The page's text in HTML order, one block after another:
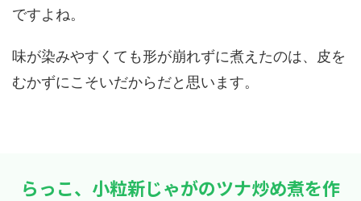
ですよね。
味が染みやすくても形が崩れずに煮えたのは、皮を
むかずにこそいだからだと思います。
らっこ、小粒新じゃがのツナ炒め煮を作